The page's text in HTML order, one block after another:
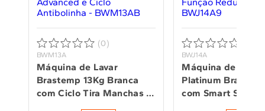
(0)
BWM13A
Máquina de Lavar
Brastemp 13Kg Branca
com Ciclo Tira Manchas
BWJ14A
Máquina de Lavar
Platinum
com Smart